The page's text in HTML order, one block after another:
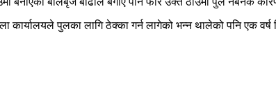
पुलका लागि ठेक्का गर्न लागेको भन्न थालेको पनि एक